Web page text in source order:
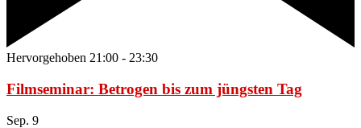
Hervorgehoben 21:00 - 23:30
Filmseminar: Betrogen bis zum jüngsten Tag
Sep. 9